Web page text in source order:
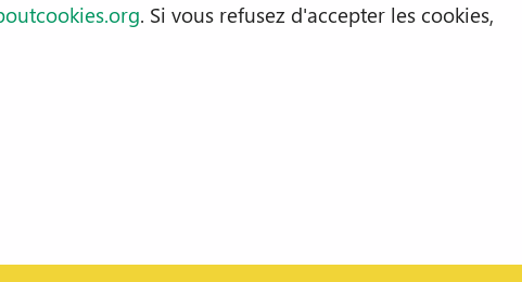
. Si vous refusez d'accepter les cookies,